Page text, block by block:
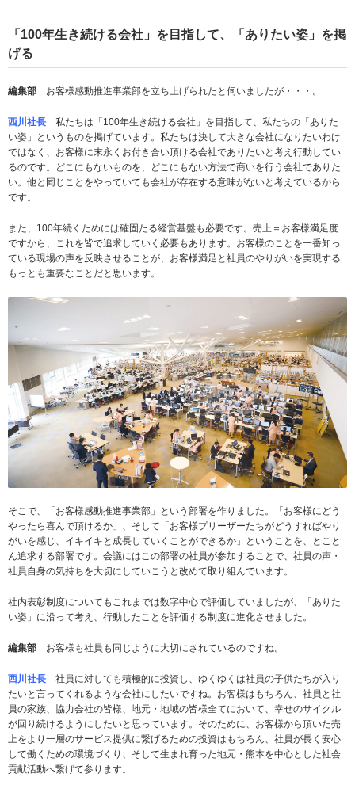
「100年生き続ける会社」を目指して、「ありたい姿」を掲
げる
編集部 お客様感動推進事業部を立ち上げられたと伺いましたが・・・。
西川社長 私たちは「100年生き続ける会社」を目指して、私たちの「ありた
い姿」というものを掲げています。私たちは決して大きな会社になりたいわけ
ではなく、お客様に末永くお付き合い頂ける会社でありたいと考え行動してい
るのです。どこにもないものを、どこにもない方法で商いを行う会社でありた
い。他と同じことをやっていても会社が存在する意味がないと考えているから
です。
また、100年続くためには確固たる経営基盤も必要です。売上＝お客様満足度
ですから、これを皆で追求していく必要もあります。お客様のことを一番知っ
ている現場の声を反映させることが、お客様満足と社員のやりがいを実現する
もっとも重要なことだと思います。
そこで、「お客様感動推進事業部」という部署を作りました。「お客様にどう
やったら喜んで頂けるか」、そして「お客様プリーザーたちがどうすればやり
がいを感じ、イキイキと成長していくことができるか」ということを、とこと
ん追求する部署です。会議にはこの部署の社員が参加することで、社員の声・
社員自身の気持ちを大切にしていこうと改めて取り組んでいます。
社内表彰制度についてもこれまでは数字中心で評価していましたが、「ありた
い姿」に沿って考え、行動したことを評価する制度に進化させました。
編集部 お客様も社員も同じように大切にされているのですね。
西川社長 社員に対しても積極的に投資し、ゆくゆくは社員の子供たちが入り
たいと言ってくれるような会社にしたいですね。お客様はもちろん、社員と社
員の家族、協力会社の皆様、地元・地域の皆様全てにおいて、幸せのサイクル
が回り続けるようにしたいと思っています。そのために、お客様から頂いた売
上をより一層のサービス提供に繋げるための投資はもちろん、社員が長く安心
して働くための環境づくり、そして生まれ育った地元・熊本を中心とした社会
貢献活動へ繋げて参ります。